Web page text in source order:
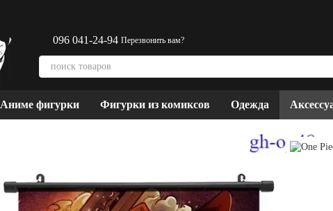
096 041-24-94 Перезвонить вам?
Аниме фигурки Фигурки из комиксов Одежда